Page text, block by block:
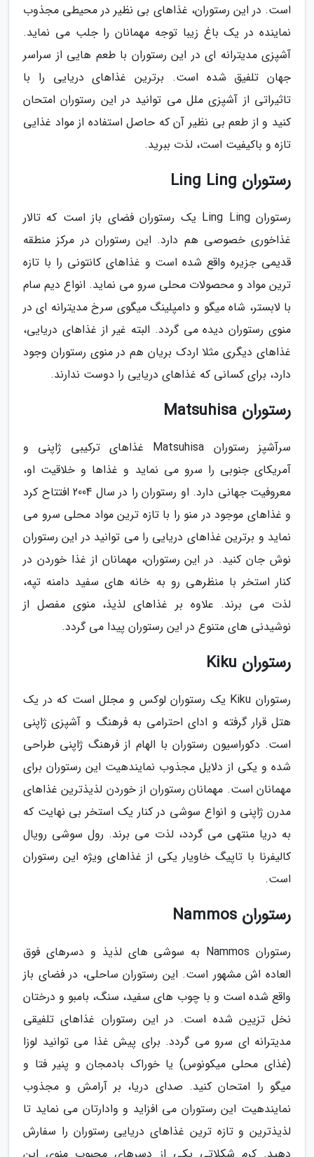
است. در این رستوران، غذاهای بی نظیر در محیطی مجذوب
نماینده در یک باغ زیبا توجه مهمانان را جلب می نماید.
آشپزی مدیترانه ای در این رستوران با طعم هایی از سراسر
جهان تلفیق شده است. برترین غذاهای دریایی را با
تاثیراتی از آشپزی ملل می توانید در این رستوران امتحان
کنید و از طعم بی نظیر آن که حاصل استفاده از مواد غذایی
تازه و باکیفیت است، لذت ببرید.
رستوران Ling Ling
رستوران Ling Ling یک رستوران فضای باز است که تالار
غذاخوری خصوصی هم دارد. این رستوران در مرکز منطقه
قدیمی جزیره واقع شده است و غذاهای کانتونی را با تازه
ترین مواد و محصولات محلی سرو می نماید. انواع دیم سام
با لابستر، شاه میگو و دامپلینگ میگوی سرخ مدیترانه ای در
منوی رستوران دیده می گردد. البته غیر از غذاهای دریایی،
غذاهای دیگری مثلا اردک بریان هم در منوی رستوران وجود
دارد، برای کسانی که غذاهای دریایی را دوست ندارند.
رستوران Matsuhisa
سرآشپز رستوران Matsuhisa غذاهای ترکیبی ژاپنی و
آمریکای جنوبی را سرو می نماید و غذاها و خلاقیت او،
معروفیت جهانی دارد. او رستوران را در سال 2004 افتتاح کرد
و غذاهای موجود در منو را با تازه ترین مواد محلی سرو می
نماید و برترین غذاهای دریایی را می توانید در این رستوران
نوش جان کنید. در این رستوران، مهمانان از غذا خوردن در
کنار استخر با منظرهی رو به خانه های سفید دامنه تپه،
لذت می برند. علاوه بر غذاهای لذیذ، منوی مفصل از
نوشیدنی های متنوع در این رستوران پیدا می گردد.
رستوران Kiku
رستوران Kiku یک رستوران لوکس و مجلل است که در یک
هتل قرار گرفته و ادای احترامی به فرهنگ و آشپزی ژاپنی
است. دکوراسیون رستوران با الهام از فرهنگ ژاپنی طراحی
شده و یکی از دلایل مجذوب نمایندهیت این رستوران برای
مهمانان است. مهمانان رستوران از خوردن لذیذترین غذاهای
مدرن ژاپنی و انواع سوشی در کنار یک استخر بی نهایت که
به دریا منتهی می گردد، لذت می برند. رول سوشی رویال
کالیفرنا با تاپیگ خاویار یکی از غذاهای ویژه این رستوران
است.
رستوران Nammos
رستوران Nammos به سوشی های لذیذ و دسرهای فوق
العاده اش مشهور است. این رستوران ساحلی، در فضای باز
واقع شده است و با چوب های سفید، سنگ، بامبو و درختان
نخل تزیین شده است. در این رستوران غذاهای تلفیقی
مدیترانه ای سرو می گردد. برای پیش غذا می توانید لوزا
(غذای محلی میکونوس) یا خوراک بادمجان و پنیر فتا و
میگو را امتحان کنید. صدای دریا، بر آرامش و مجذوب
نمایندهیت این رستوران می افزاید و وادارتان می نماید تا
لذیذترین و تازه ترین غذاهای دریایی رستوران را سفارش